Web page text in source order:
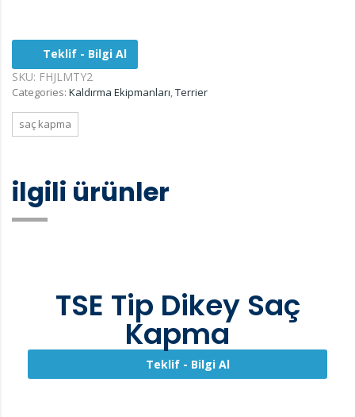
Teklif - Bilgi Al
SKU: FHJLMTY2
Categories: Kaldırma Ekipmanları,Terrier
saç kapma
ilgili ürünler
TSE Tip Dikey Saç
Kapma
Teklif - Bilgi Al